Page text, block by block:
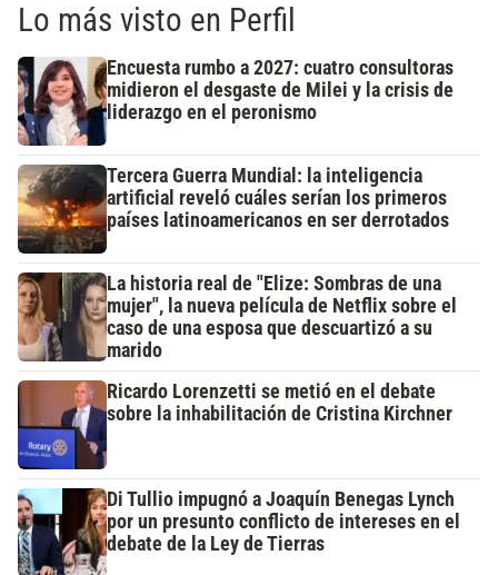
Lo más visto en Perfil
Encuesta rumbo a 2027: cuatro consultoras
midieron el desgaste de Milei y la crisis de
liderazgo en el peronismo
Tercera Guerra Mundial: la inteligencia
artificial reveló cuáles serían los primeros
países latinoamericanos en ser derrotados
La historia real de "Elize: Sombras de una
mujer", la nueva película de Netflix sobre el
caso de una esposa que descuartizó a su
marido
Ricardo Lorenzetti se metió en el debate
sobre la inhabilitación de Cristina Kirchner
Di Tullio impugnó a Joaquín Benegas Lynch
por un presunto conflicto de intereses en el
debate de la Ley de Tierras